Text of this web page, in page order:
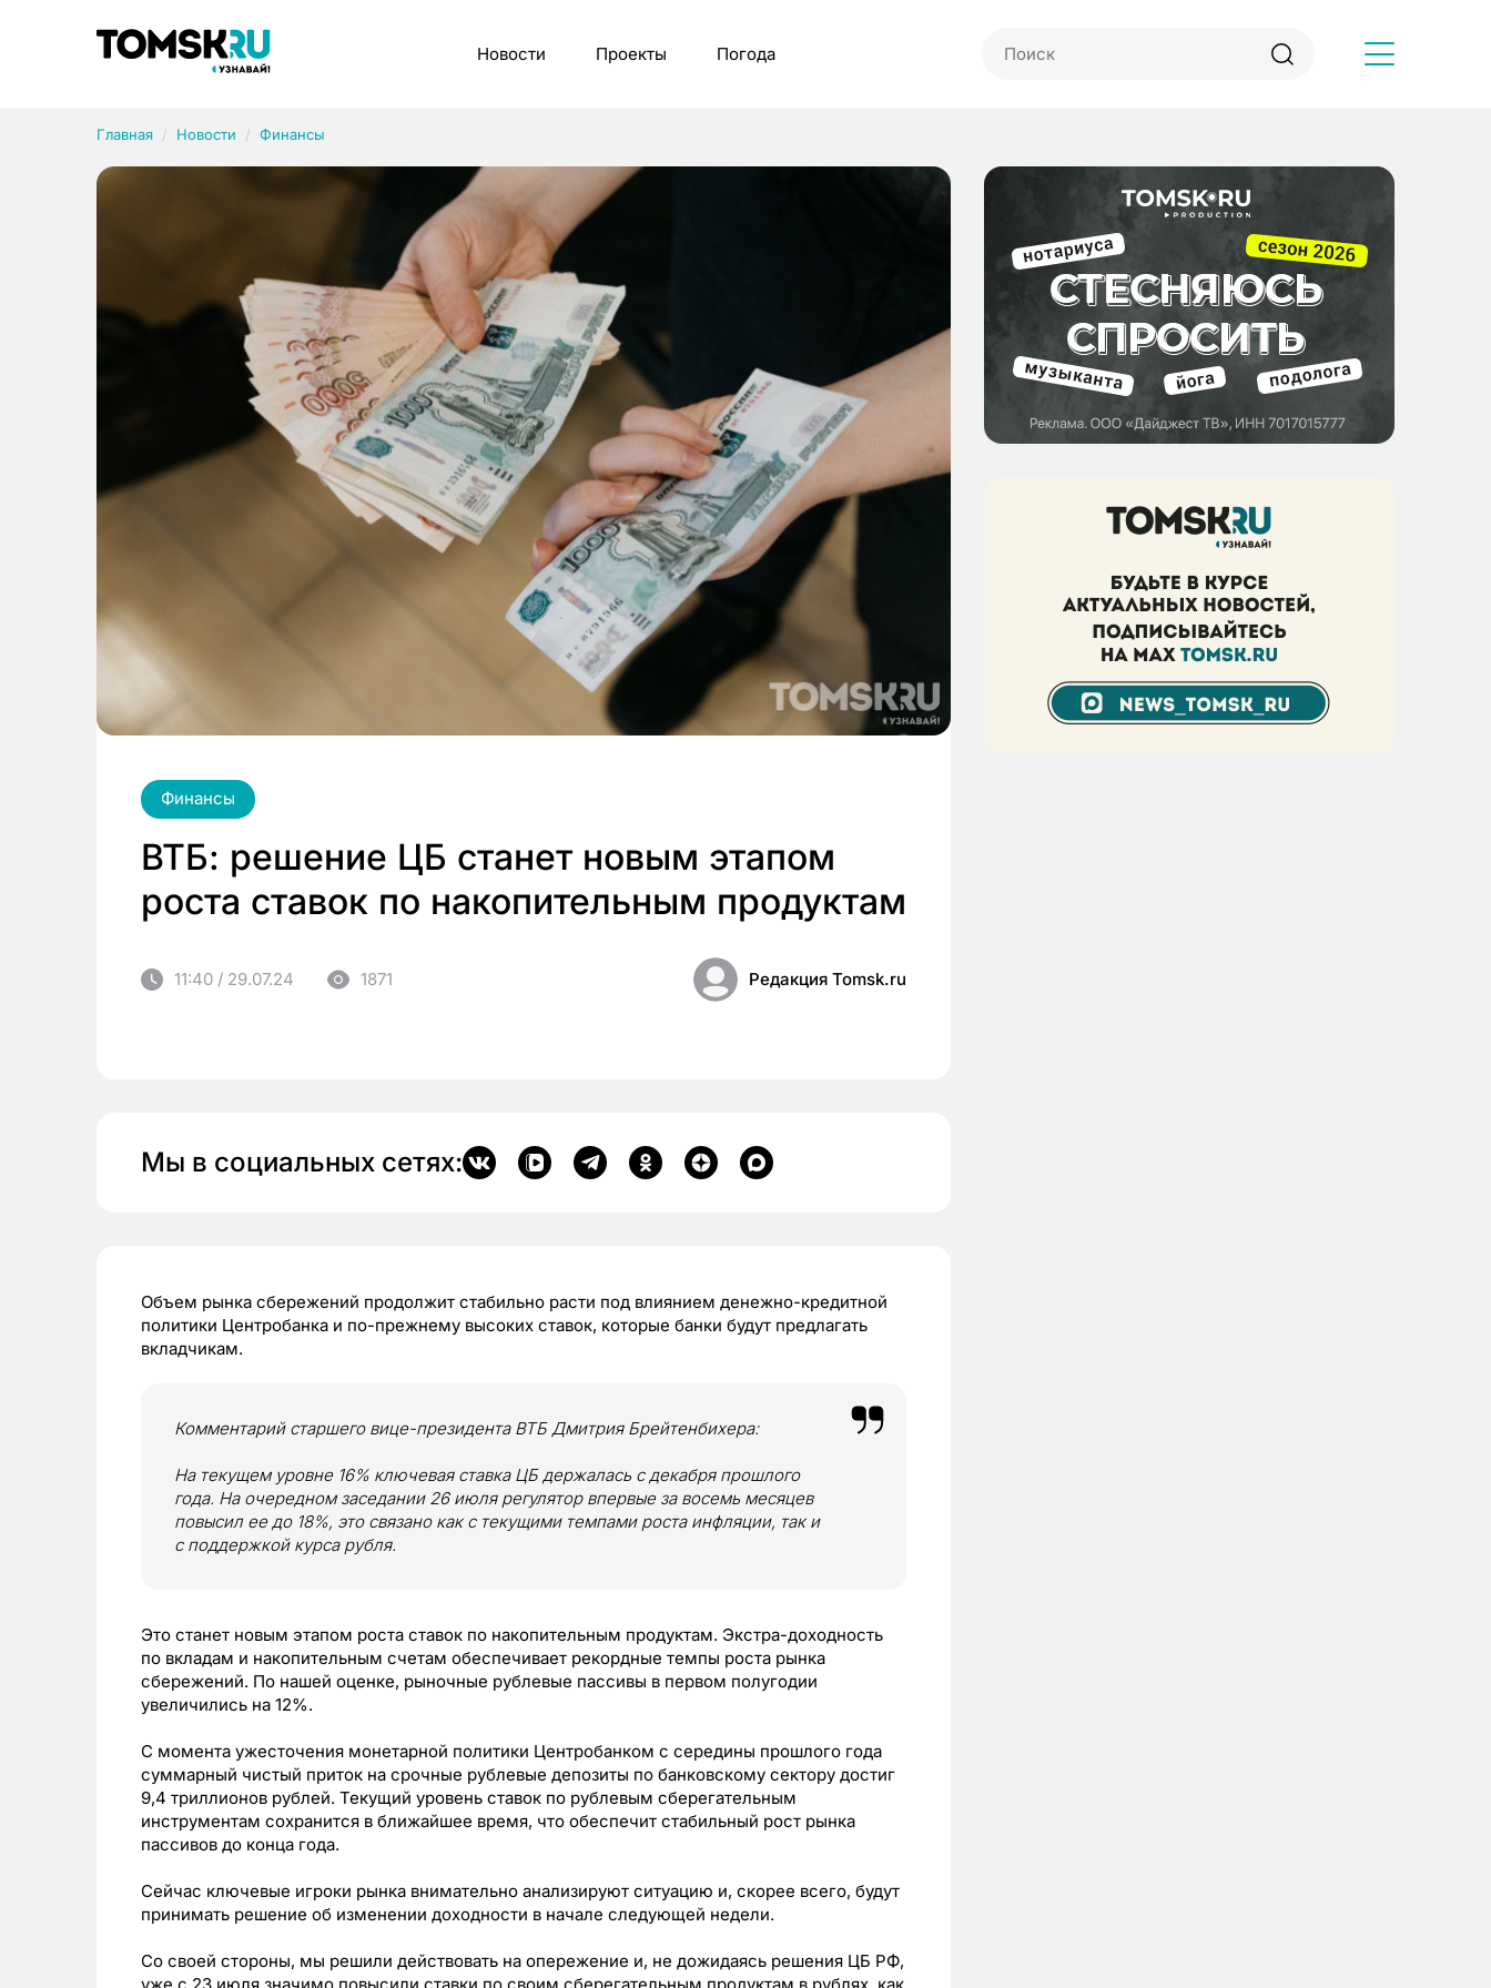
Новости Проекты Погода
Главная Новости Финансы
Финансы
ВТБ: решение ЦБ станет новым этапом
роста ставок по накопительным продуктам
11:40 / 29.07.24 1871 Редакция Tomsk.ru
Мы в социальных сетях:
Объем рынка сбережений продолжит стабильно расти под влиянием денежно-кредитной
политики Центробанка и по-прежнему высоких ставок, которые банки будут предлагать
вкладчикам.
Комментарий старшего вице-президента ВТБ Дмитрия Брейтенбихера:
На текущем уровне 16% ключевая ставка ЦБ держалась с декабря прошлого
года. На очередном заседании 26 июля регулятор впервые за восемь месяцев
повысил ее до 18%, это связано как с текущими темпами роста инфляции, так и
с поддержкой курса рубля.
Это станет новым этапом роста ставок по накопительным продуктам. Экстра-доходность
по вкладам и накопительным счетам обеспечивает рекордные темпы роста рынка
сбережений. По нашей оценке, рыночные рублевые пассивы в первом полугодии
увеличились на 12%.
С момента ужесточения монетарной политики Центробанком с середины прошлого года
суммарный чистый приток на срочные рублевые депозиты по банковскому сектору достиг
9,4 триллионов рублей. Текущий уровень ставок по рублевым сберегательным
инструментам сохранится в ближайшее время, что обеспечит стабильный рост рынка
пассивов до конца года.
Сейчас ключевые игроки рынка внимательно анализируют ситуацию и, скорее всего, будут
принимать решение об изменении доходности в начале следующей недели.
Со своей стороны, мы решили действовать на опережение и, не дожидаясь решения ЦБ РФ,
Рубрики